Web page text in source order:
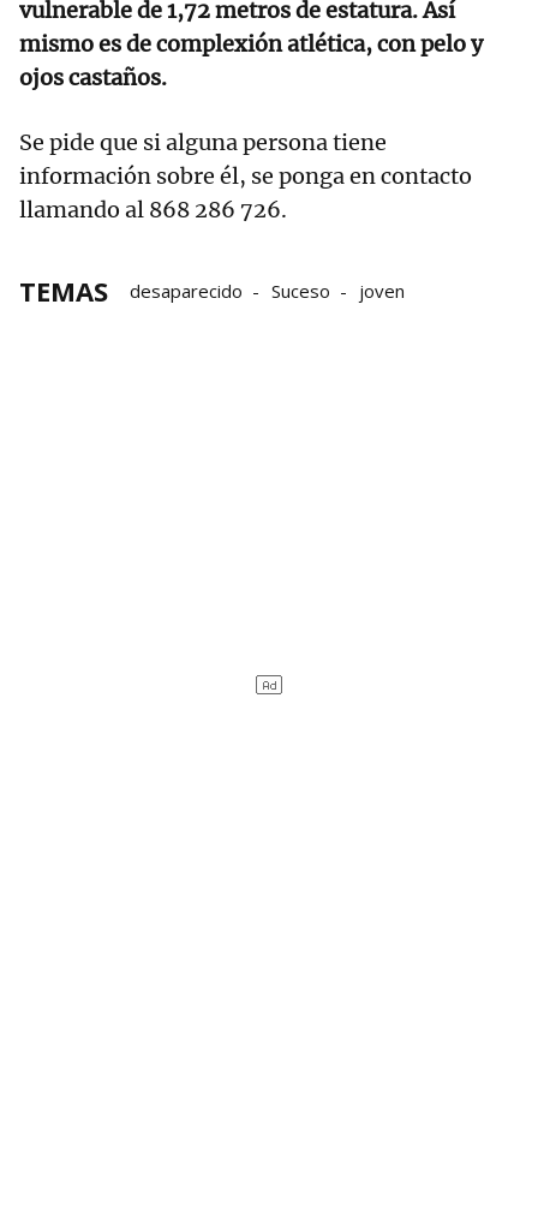
vulnerable de 1,72 metros de estatura. Así
mismo es de complexión atlética, con pelo y
ojos castaños.
Se pide que si alguna persona tiene
información sobre él, se ponga en contacto
llamando al 868 286 726.
TEMAS desaparecido Suceso joven